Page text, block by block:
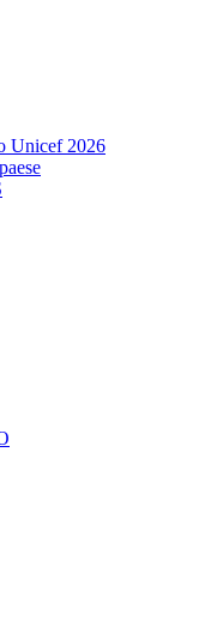
Unicef 2026